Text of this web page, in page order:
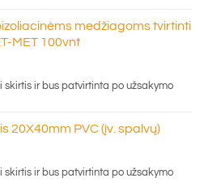
medžiagoms tvirtinti
MET 100vnt
skirtis ir bus patvirtinta po užsakymo
20X40mm PVC (įv. spalvų)
skirtis ir bus patvirtinta po užsakymo